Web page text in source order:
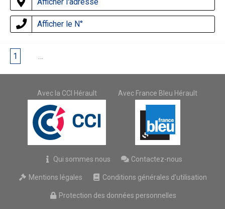
Afficher le N°
1 …
Avec la CCI Hérault Avec France Bleu Hérault
Qui sommes nous Contactez-nous
Mentions légales Conditions générales d'utilisation
Protection des données personnelles